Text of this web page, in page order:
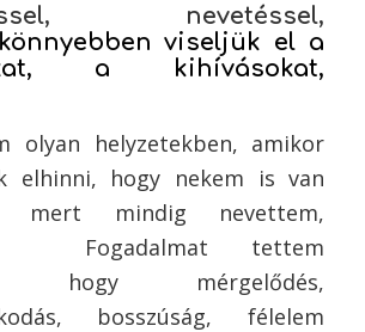
nevetéssel,
könnyebben viseljük el a
a kihívásokat,
olyan helyzetekben, amikor
elhinni, hogy nekem is van
mert mindig nevettem,
Fogadalmat tettem
hogy mérgelődés,
bosszúság, félelem